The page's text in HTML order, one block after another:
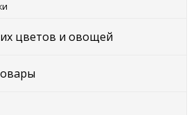
цветов и овощей